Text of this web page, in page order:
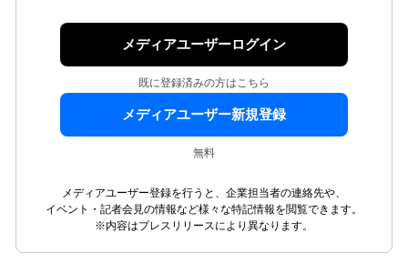
メディアユーザーログイン
既に登録済みの方はこちら
メディアユーザー新規登録
無料
メディアユーザー登録を行うと、企業担当者の連絡先や、
イベント・記者会見の情報など様々な特記情報を閲覧できます。
※内容はプレスリリースにより異なります。